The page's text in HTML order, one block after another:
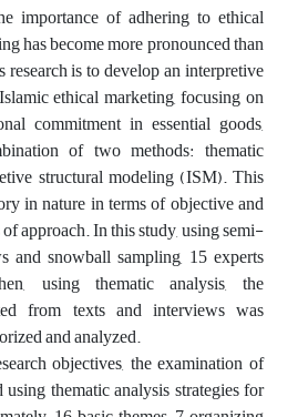
importance of adhering to ethical
has become more pronounced than
research is todevelopaninterpretive
ethical marketing,focusing on
commitment in essential goods,
of two methods: thematic
structural modeling (ISM). This
in naturein terms ofobjectiveand
approach. In this study, usingsemi-
and snowball sampling, 15 experts
using thematic analysis, the
from texts and interviewswas
and analyzed.
objectives, the examination of
usingthematic analysis strategiesfor